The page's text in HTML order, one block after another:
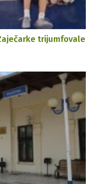
trijumfovale